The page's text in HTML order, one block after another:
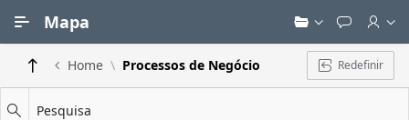
Mapa
Home Processos de Negócio Redefinir
Pesquisa